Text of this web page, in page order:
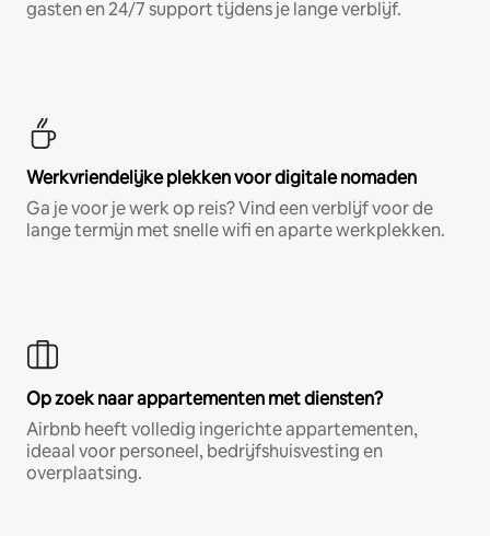
gasten en 24/7 support tijdens je lange verblijf.
Werkvriendelijke plekken voor digitale nomaden
Ga je voor je werk op reis? Vind een verblijf voor de
lange termijn met snelle wifi en aparte werkplekken.
Op zoek naar appartementen met diensten?
Airbnb heeft volledig ingerichte appartementen,
ideaal voor personeel, bedrijfshuisvesting en
overplaatsing.